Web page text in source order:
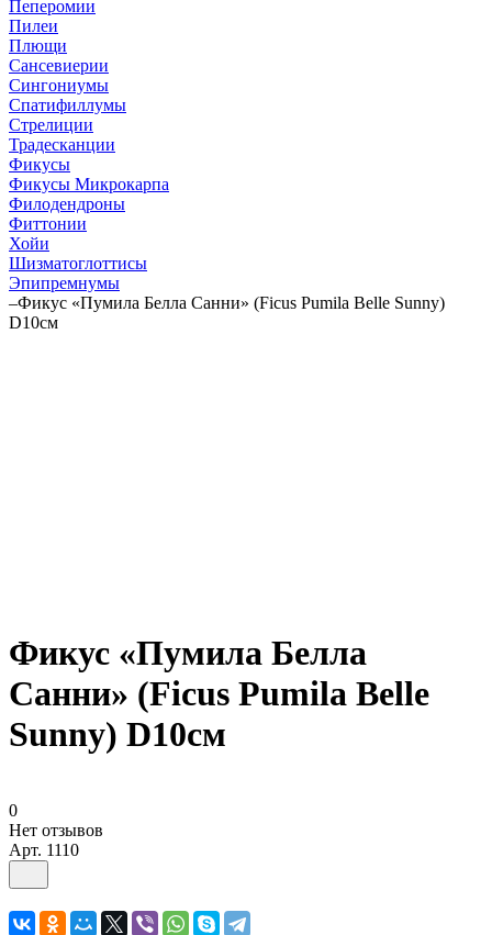
Пеперомии
Пилеи
Плющи
Сансевиерии
Сингониумы
Спатифиллумы
Стрелиции
Традесканции
Фикусы
Фикусы Микрокарпа
Филодендроны
Фиттонии
Хойи
Шизматоглоттисы
Эпипремнумы
–Фикус «Пумила Белла Санни» (Ficus Pumila Belle Sunny)
D10см
Фикус «Пумила Белла
Санни» (Ficus Pumila Belle
Sunny) D10см
0
Нет отзывов
Арт. 1110